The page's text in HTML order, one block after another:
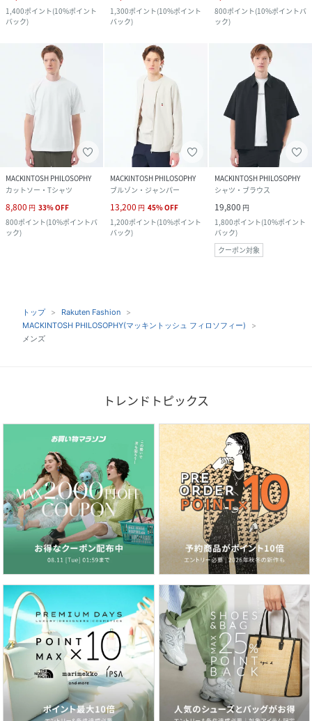
1,400ポイント(10%ポイント
バック)
1,300ポイント(10%ポイント
バック)
800ポイント(10%ポイントバ
ック)
MACKINTOSH PHILOSOPHY
カットソー・Tシャツ
8,800 円 33%OFF
800ポイント(10%ポイントバ
ック)
MACKINTOSH PHILOSOPHY
ブルゾン・ジャンパー
13,200 円 45%OFF
1,200ポイント(10%ポイント
バック)
MACKINTOSH PHILOSOPHY
シャツ・ブラウス
19,800 円
1,800ポイント(10%ポイント
バック)
クーポン対象
トップ
Rakuten Fashion
MACKINTOSH PHILOSOPHY(マッキントッシュ フィロソフィー)
メンズ
トレンドトピックス